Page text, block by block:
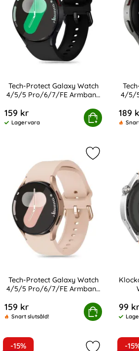
Tech-Protect Galaxy Watch
4/5/5 Pro/6/7/FE Armband
159 kr
Tillgänglighet:
Lagervara
Köp
Galaxy Watch 4/5/5 Pro/6/
4/5/
189
Tech-
Tech-Protect Galaxy Watch
4/5/5 Pro/6/7/FE Armband
159 kr
Snart slutsåld!
Köp
Galaxy Watch 4/5/5 Pro/6/7/
Markera
99 kr
-15% -